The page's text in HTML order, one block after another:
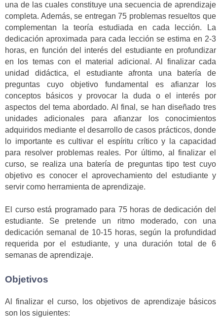
una de las cuales constituye una secuencia de aprendizaje
completa. Además, se entregan 75 problemas resueltos que
complementan la teoría estudiada en cada lección. La
dedicación aproximada para cada lección se estima en 2-3
horas, en función del interés del estudiante en profundizar
en los temas con el material adicional. Al finalizar cada
unidad didáctica, el estudiante afronta una batería de
preguntas cuyo objetivo fundamental es afianzar los
conceptos básicos y provocar la duda o el interés por
aspectos del tema abordado. Al final, se han diseñado tres
unidades adicionales para afianzar los conocimientos
adquiridos mediante el desarrollo de casos prácticos, donde
lo importante es cultivar el espíritu crítico y la capacidad
para resolver problemas reales. Por último, al finalizar el
curso, se realiza una batería de preguntas tipo test cuyo
objetivo es conocer el aprovechamiento del estudiante y
servir como herramienta de aprendizaje.
El curso está programado para 75 horas de dedicación del
estudiante. Se pretende un ritmo moderado, con una
dedicación semanal de 10-15 horas, según la profundidad
requerida por el estudiante, y una duración total de 6
semanas de aprendizaje.
Objetivos
Al finalizar el curso, los objetivos de aprendizaje básicos
son los siguientes: